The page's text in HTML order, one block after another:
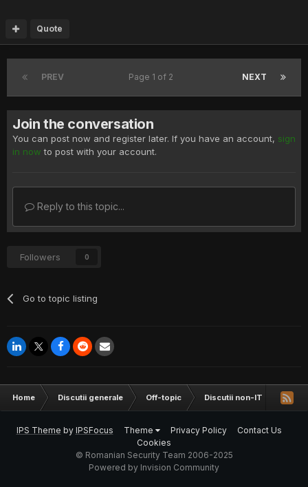
Quote
PREV NEXT
Page 1 of 2
Join the conversation
You can post now and register later. If you have an account, sign
in now to post with your account.
Reply to this topic...
Followers 0
Go to topic listing
Home Discutii generale Off-topic Discutii non-IT
IPS Theme by IPSFocus Theme Privacy Policy
Contact Us
Cookies
© Romanian Security Team 2006-2025
Powered by Invision Community